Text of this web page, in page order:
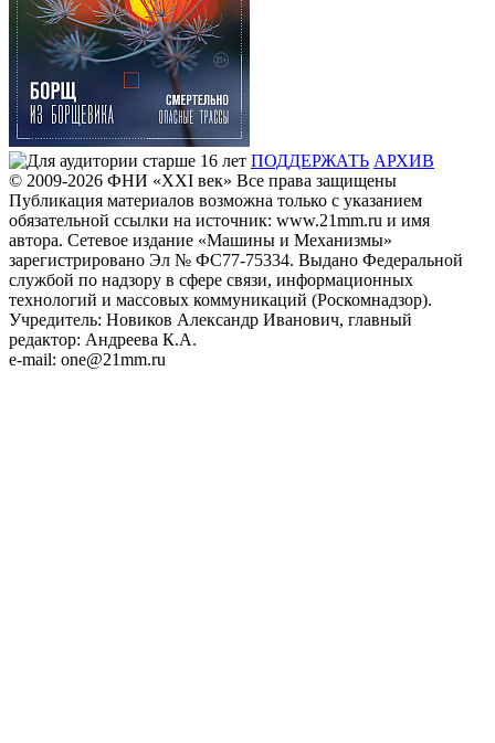
ПОДДЕРЖАТЬ АРХИВ
© 2009-2026 ФHИ «XXI век» Все права защищены
Публикация материалов возможна только с указанием
обязательной ссылки на источник: www.21mm.ru и имя
автора. Сетевое издание «Машины и Механизмы»
зарегистрировано Эл № ФС77-75334. Выдано Федеральной
службой по надзору в сфере связи, информационных
технологий и массовых коммуникаций (Роскомнадзор).
Учредитель: Новиков Александр Иванович, главный
редактор: Андреева К.А.
e-mail: one@21mm.ru